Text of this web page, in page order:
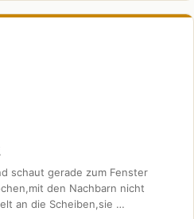
schaut gerade zum Fenster
den Nachbarn nicht
an die Scheiben,sie …